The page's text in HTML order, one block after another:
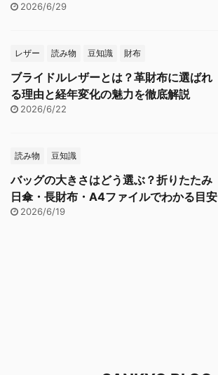
2026/6/29
レザー 読み物 豆知識 財布
ブライドルレザーとは？革財布に選ばれ
る理由と経年変化の魅力を徹底解説
2026/6/22
読み物 豆知識
バッグの大きさはどう選ぶ？折りたたみ
日傘・長財布・A4ファイルでわかる目安
2026/6/19